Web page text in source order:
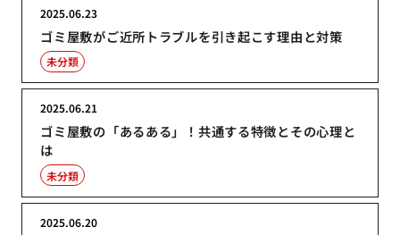
ゴミ屋敷がご近所トラブルを引き起こす理由と対策
2025.06.23
未分類
ゴミ屋敷の「あるある」！共通する特徴とその心理と
は
2025.06.21
未分類
2025.06.20